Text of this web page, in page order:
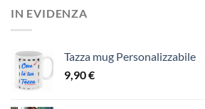
IN EVIDENZA
Tazza mug Personalizzabile
9,90€